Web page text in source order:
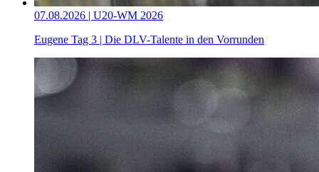
07.08.2026 | U20-WM 2026
Eugene Tag 3 | Die DLV-Talente in den Vorrunden